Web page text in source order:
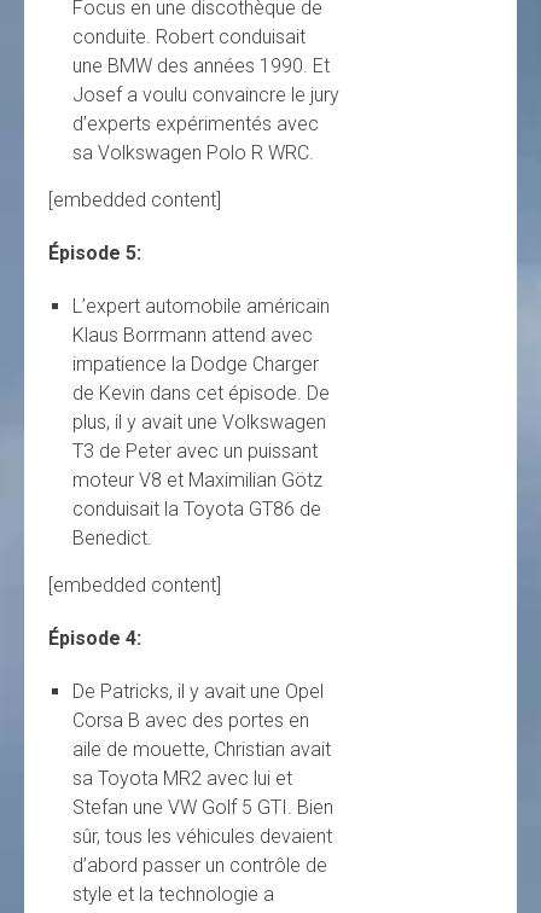
Focus en une discothèque de
conduite. Robert conduisait
une BMW des années 1990. Et
Josef a voulu convaincre le jury
d’experts expérimentés avec
sa Volkswagen Polo R WRC.
[embedded content]
Épisode 5:
L’expert automobile américain
Klaus Borrmann attend avec
impatience la Dodge Charger
de Kevin dans cet épisode. De
plus, il y avait une Volkswagen
T3 de Peter avec un puissant
moteur V8 et Maximilian Götz
conduisait la Toyota GT86 de
Benedict.
[embedded content]
Épisode 4:
De Patricks, il y avait une Opel
Corsa B avec des portes en
aile de mouette, Christian avait
sa Toyota MR2 avec lui et
Stefan une VW Golf 5 GTI. Bien
sûr, tous les véhicules devaient
d’abord passer un contrôle de
style et la technologie a